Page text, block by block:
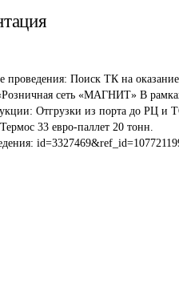
проведения: Поиск ТК на
сеть «МАГНИТ» В
Отгрузки из порта до РЦ
33 евро-паллет 20 тонн.